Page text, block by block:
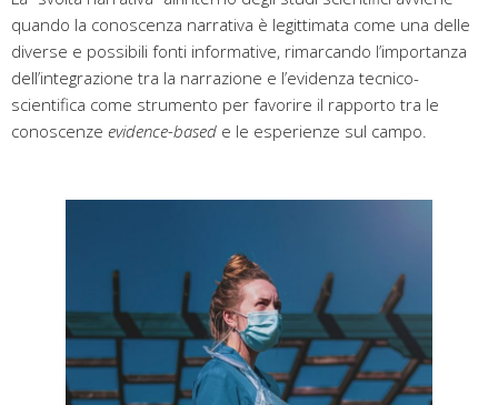
quando la conoscenza narrativa è legittimata come una delle
diverse e possibili fonti informative, rimarcando l’importanza
dell’integrazione tra la narrazione e l’evidenza tecnico-
scientifica come strumento per favorire il rapporto tra le
conoscenze evidence-based e le esperienze sul campo.